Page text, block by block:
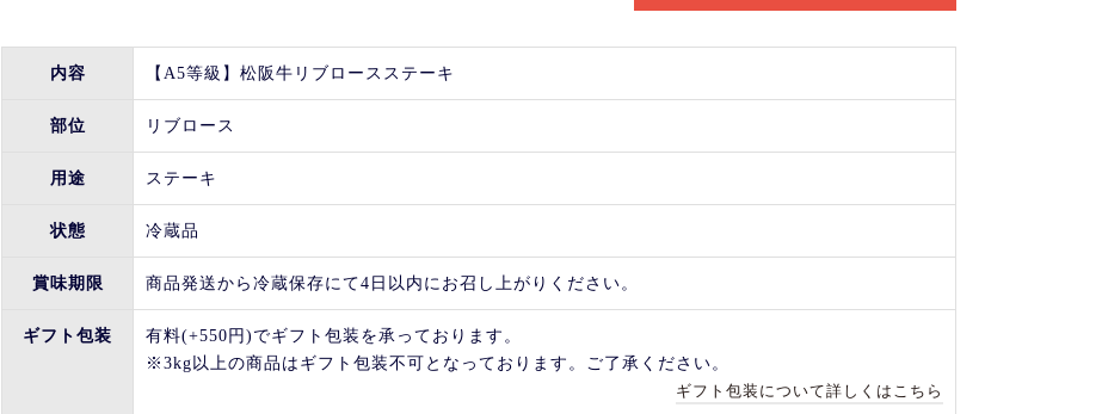
内容 【A5等級】松阪牛リブロースステーキ
部位 リブロース
用途 ステーキ
状態 冷蔵品
賞味期限 商品発送から冷蔵保存にて4日以内にお召し上がりください。
ギフト包装
有料(+550円)でギフト包装を承っております。
※3kg以上の商品はギフト包装不可となっております。ご了承ください。
ギフト包装について詳しくはこちら